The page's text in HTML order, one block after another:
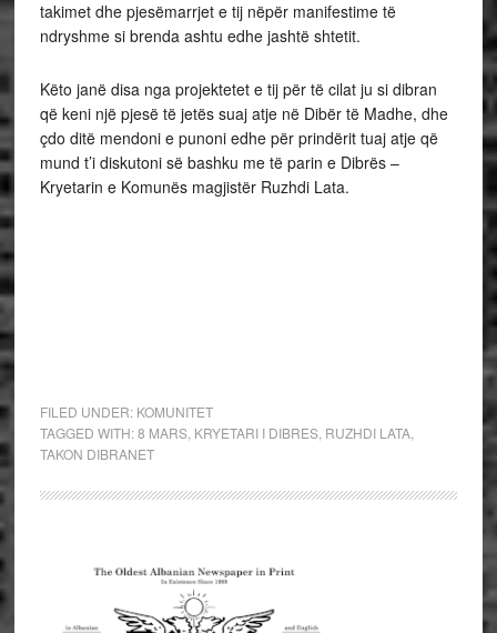
takimet dhe pjesëmarrjet e tij nëpër manifestime të
ndryshme si brenda ashtu edhe jashtë shtetit.
Këto janë disa nga projektetet e tij për të cilat ju si dibran
që keni një pjesë të jetës suaj atje në Dibër të Madhe, dhe
çdo ditë mendoni e punoni edhe për prindërit tuaj atje që
mund t’i diskutoni së bashku me të parin e Dibrës –
Kryetarin e Komunës magjistër Ruzhdi Lata.
FILED UNDER: KOMUNITET
TAGGED WITH:8 MARS, KRYETARI I DIBRES, RUZHDI LATA,
TAKON DIBRANET